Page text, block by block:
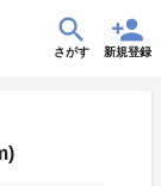
さがす 新規登録